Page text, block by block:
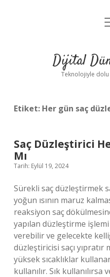
Dijital
Teknolojiyle
Etiket: Her gün saç
Saç Düzleştirici
Mı
Tarih: Eylül 19, 2024
Sürekli saç düzleştirmek
yoğun ısının maruz
reaksiyon saç
yapılan düzleştirme
verebilir ve gelecekte
düzleştiricisi saçı yıpratır
yüksek sıcaklıklar
kullanılır. Sık